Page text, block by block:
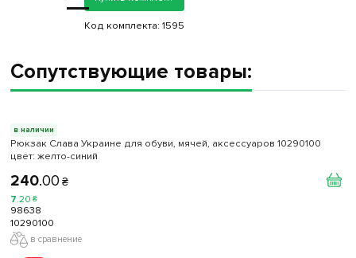
Код комплекта: 1595
Сопутствующие товары:
в наличии
Рюкзак Слава Украине для обуви, мячей, аксессуаров 10290100
цвет: желто-синий
240.00 ₴
7.20 ₴
98638
10290100
в сравнение